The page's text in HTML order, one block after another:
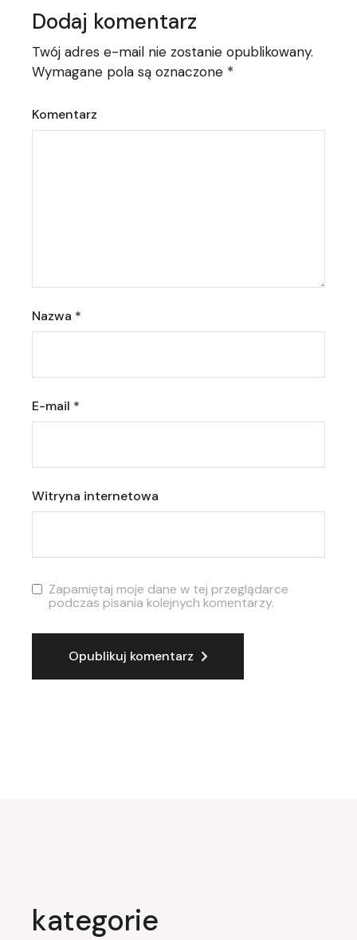
Dodaj komentarz
Twój adres e-mail nie zostanie opublikowany.
Wymagane pola są oznaczone *
Komentarz
Nazwa *
E-mail *
Witryna internetowa
Zapamiętaj moje dane w tej przeglądarce
podczas pisania kolejnych komentarzy.
Opublikuj komentarz
kategorie